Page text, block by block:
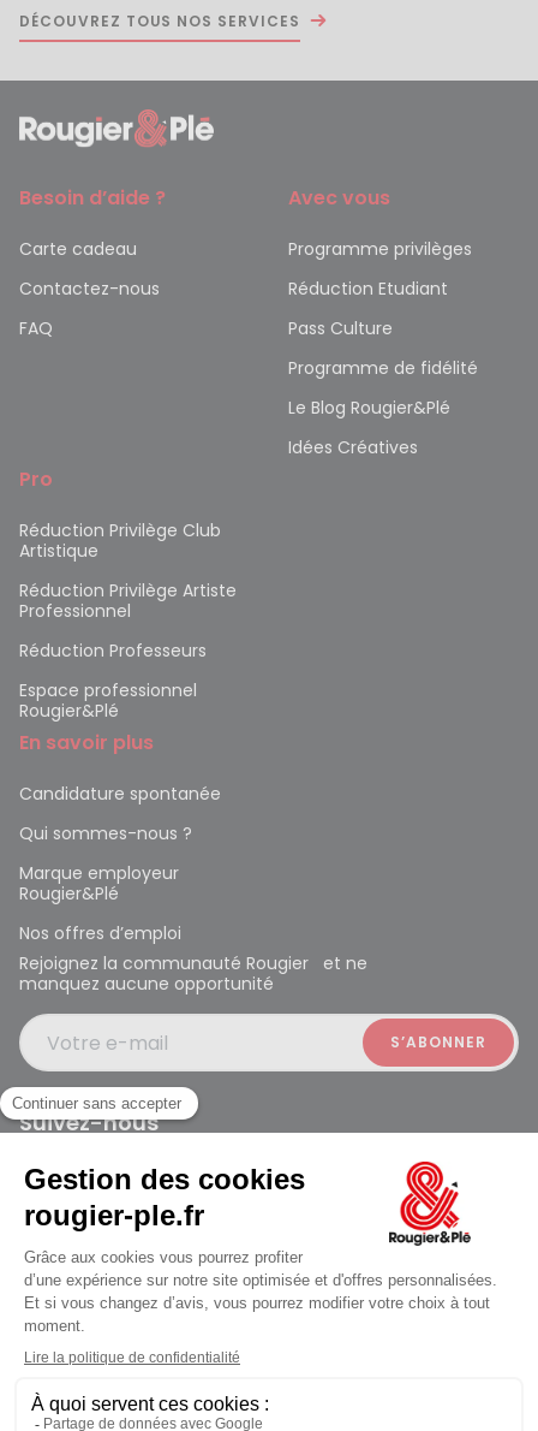
DÉCOUVREZ TOUS NOS SERVICES
Besoin d’aide ?
Carte cadeau
Contactez-nous
FAQ
Avec vous
Programme privilèges
Réduction Etudiant
Pass Culture
Programme de fidélité
Le Blog Rougier&Plé
Idées Créatives
Pro
Réduction Privilège Club
Artistique
Réduction Privilège Artiste
Professionnel
Réduction Professeurs
Espace professionnel
Rougier&Plé
En savoir plus
Candidature spontanée
Qui sommes-nous ?
Marque employeur
Rougier&Plé
Nos offres d’emploi
Rejoignez la communauté Rougier et ne
manquez aucune opportunité
Votre e-mail
Suivez-nous
Rougier et Plé 2024 Copyright
Mentions légales
Conditions générales des ventes